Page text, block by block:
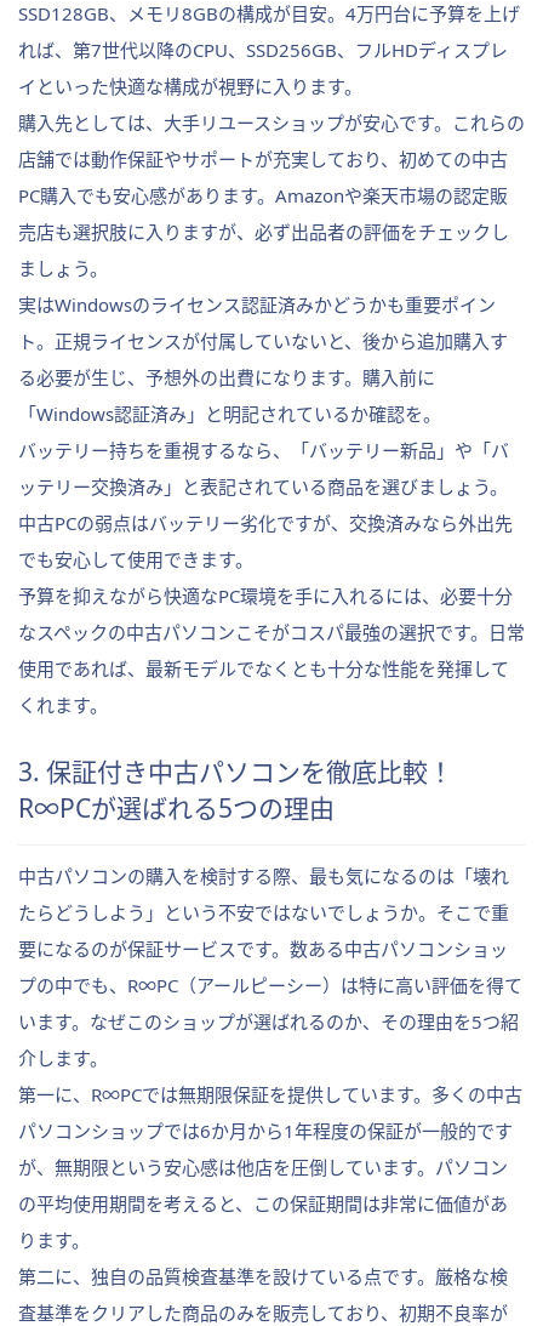
SSD128GB、メモリ8GBの構成が目安。4万円台に予算を上げ
れば、第7世代以降のCPU、SSD256GB、フルHDディスプレ
イといった快適な構成が視野に入ります。
購入先としては、大手リユースショップが安心です。これらの
店舗では動作保証やサポートが充実しており、初めての中古
PC購入でも安心感があります。Amazonや楽天市場の認定販
売店も選択肢に入りますが、必ず出品者の評価をチェックし
ましょう。
実はWindowsのライセンス認証済みかどうかも重要ポイン
ト。正規ライセンスが付属していないと、後から追加購入す
る必要が生じ、予想外の出費になります。購入前に
「Windows認証済み」と明記されているか確認を。
バッテリー持ちを重視するなら、「バッテリー新品」や「バ
ッテリー交換済み」と表記されている商品を選びましょう。
中古PCの弱点はバッテリー劣化ですが、交換済みなら外出先
でも安心して使用できます。
予算を抑えながら快適なPC環境を手に入れるには、必要十分
なスペックの中古パソコンこそがコスパ最強の選択です。日常
使用であれば、最新モデルでなくとも十分な性能を発揮して
くれます。
3. 保証付き中古パソコンを徹底比較！
R∞PCが選ばれる5つの理由
中古パソコンの購入を検討する際、最も気になるのは「壊れ
たらどうしよう」という不安ではないでしょうか。そこで重
要になるのが保証サービスです。数ある中古パソコンショッ
プの中でも、R∞PC（アールピーシー）は特に高い評価を得て
います。なぜこのショップが選ばれるのか、その理由を5つ紹
介します。
第一に、R∞PCでは無期限保証を提供しています。多くの中古
パソコンショップでは6か月から1年程度の保証が一般的です
が、無期限という安心感は他店を圧倒しています。パソコン
の平均使用期間を考えると、この保証期間は非常に価値があ
ります。
第二に、独自の品質検査基準を設けている点です。厳格な検
査基準をクリアした商品のみを販売しており、初期不良率が